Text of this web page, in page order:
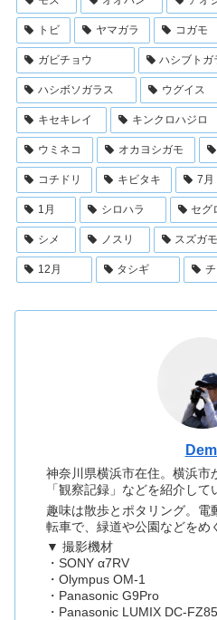
トビ ヤマガラ コガモ
ガビチョウ ハシブトガ
ハシボソガラス ウグイス
キセキレイ キンクロハジロ
ウミネコ オカヨシガモ
コチドリ キビタキ 7月
1月 シロハラ セグ
シメ ノスリ スズガモ
12月 タシギ
神奈川県横浜市在住。横浜市
「観察記録」などを紹介して
趣味は散歩とポタリング。電
転車で、緑道や公園などをめ
▼ 撮影機材
・SONY α7RV
・Olympus OM-1
・Panasonic G9Pro
・Panasonic LUMIX DC-